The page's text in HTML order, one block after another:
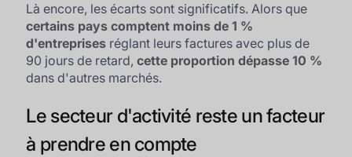
Là encore, les écarts sont significatifs. Alors que
certains pays comptent moins de 1 %
d'entreprises réglant leurs factures avec plus de
90 jours de retard,cette proportion dépasse 10 %
dans d'autres marchés.
Le secteur d'activité reste un facteur
à prendre en compte